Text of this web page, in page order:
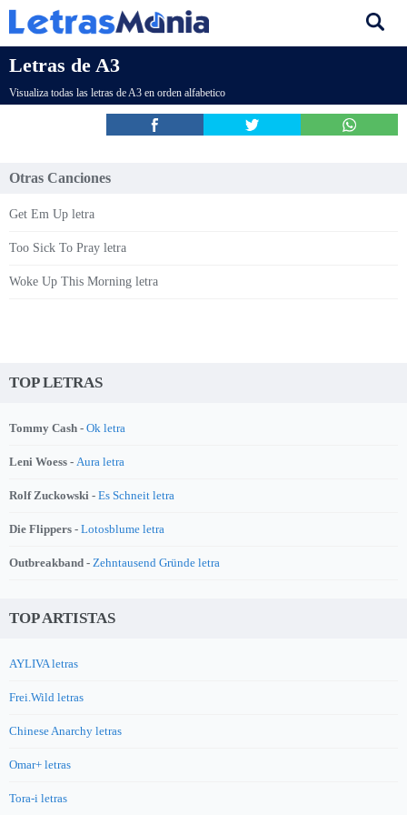
Letras de A3
Visualiza todas las letras de A3 en orden alfabetico
Otras Canciones
Get Em Up letra
Too Sick To Pray letra
Woke Up This Morning letra
TOP LETRAS
Tommy Cash - Ok letra
Leni Woess - Aura letra
Rolf Zuckowski - Es Schneit letra
Die Flippers - Lotosblume letra
Outbreakband - Zehntausend Gründe letra
TOP ARTISTAS
AYLIVA letras
Frei.Wild letras
Chinese Anarchy letras
Omar+ letras
Tora-i letras